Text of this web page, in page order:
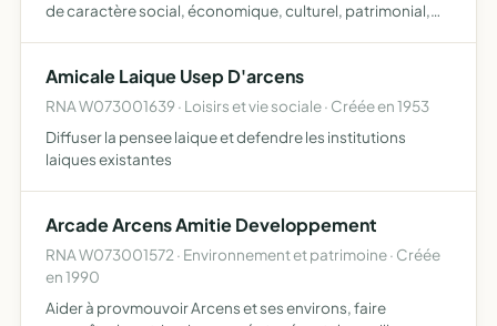
de caractère social, économique, culturel, patrimonial,
Amicale Laique Usep D'arcens
RNA W073001639 · Loisirs et vie sociale · Créée en 1953
Diffuser la pensee laique et defendre les institutions
laiques existantes
Arcade Arcens Amitie Developpement
RNA W073001572 · Environnement et patrimoine · Créée
en 1990
Aider à provmouvoir Arcens et ses environs, faire